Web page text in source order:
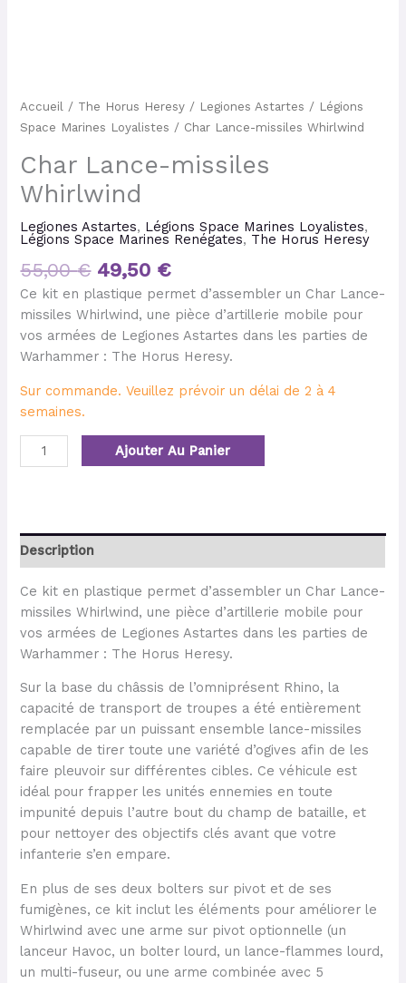
Accueil / The Horus Heresy / Legiones Astartes / Légions
Space Marines Loyalistes / Char Lance-missiles Whirlwind
Char Lance-missiles
Whirlwind
Legiones Astartes, Légions Space Marines Loyalistes,
Légions Space Marines Renégates, The Horus Heresy
55,00€ 49,50 €
Ce kit en plastique permet d’assembler un Char Lance-
missiles Whirlwind, une pièce d’artillerie mobile pour
vos armées de Legiones Astartes dans les parties de
Warhammer : The Horus Heresy.
Sur commande. Veuillez prévoir un délai de 2 à 4
semaines.
Ajouter Au Panier
Description
Ce kit en plastique permet d’assembler un Char Lance-
missiles Whirlwind, une pièce d’artillerie mobile pour
vos armées de Legiones Astartes dans les parties de
Warhammer : The Horus Heresy.
Sur la base du châssis de l’omniprésent Rhino, la
capacité de transport de troupes a été entièrement
remplacée par un puissant ensemble lance-missiles
capable de tirer toute une variété d’ogives afin de les
faire pleuvoir sur différentes cibles. Ce véhicule est
idéal pour frapper les unités ennemies en toute
impunité depuis l’autre bout du champ de bataille, et
pour nettoyer des objectifs clés avant que votre
infanterie s’en empare.
En plus de ses deux bolters sur pivot et de ses
fumigènes, ce kit inclut les éléments pour améliorer le
Whirlwind avec une arme sur pivot optionnelle (un
lanceur Havoc, un bolter lourd, un lance-flammes lourd,
un multi-fuseur, ou une arme combinée avec 5